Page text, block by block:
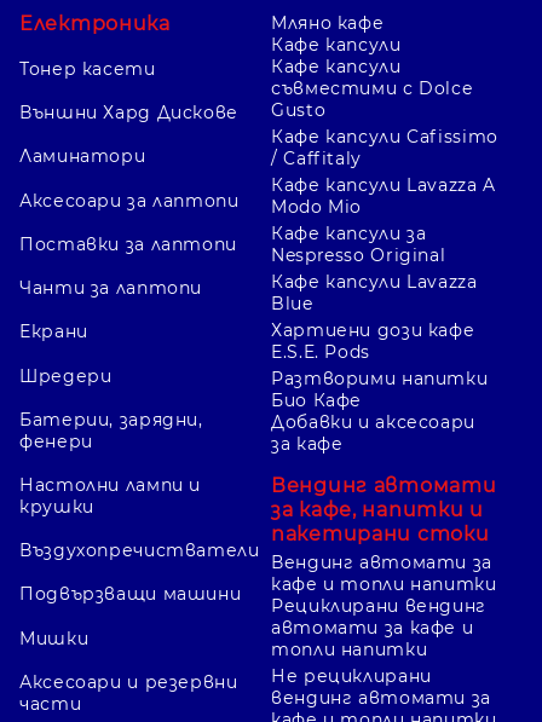
Електроника
Тонер касети
Външни Хард Дискове
Ламинатори
Аксесоари за лаптопи
Поставки за лаптопи
Чанти за лаптопи
Екрани
Шредери
Батерии, зарядни,
фенери
Настолни лампи и
крушки
Въздухопречистватели
Подвързващи машини
Мишки
Аксесоари и резервни
части
Мляно кафе
Кафе капсули
Кафе капсули
съвместими с Dolce
Gusto
Кафе капсули Cafissimo
/ Caffitaly
Кафе капсули Lavazza A
Modo Mio
Кафе капсули за
Nespresso Original
Кафе капсули Lavazza
Blue
Хартиени дози кафе
E.S.E. Pods
Разтворими напитки
Био Кафе
Добавки и аксесоари
за кафе
Вендинг автомати
за кафе, напитки и
пакетирани стоки
Вендинг автомати за
кафе и топли напитки
Рециклирани вендинг
автомати за кафе и
топли напитки
Не рециклирани
вендинг автомати за